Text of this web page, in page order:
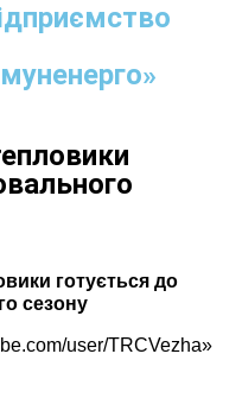
готується до
сезону
user/TRCVezha»